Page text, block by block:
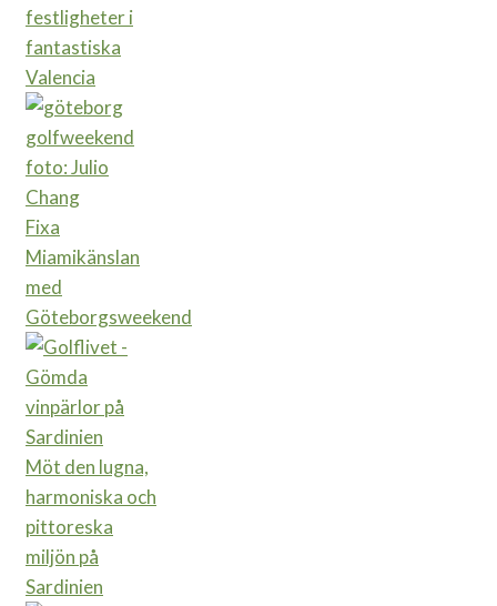
festligheter i
fantastiska
Valencia
Fixa
Miamikänslan
med
Göteborgsweekend
Möt den lugna,
harmoniska och
pittoreska
miljön på
Sardinien